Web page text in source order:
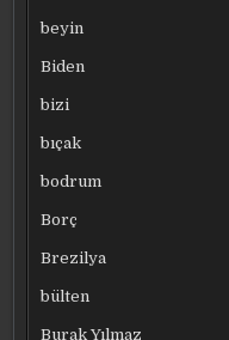
beyin
Biden
bizi
bıçak
bodrum
Borç
Brezilya
bülten
Burak Yılmaz